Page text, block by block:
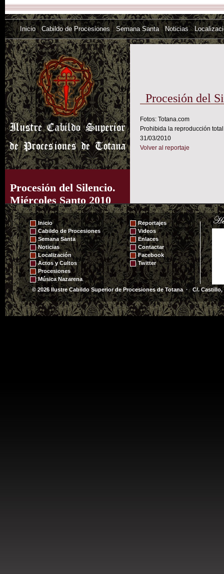
Inicio Cabildo de Procesiones Semana Santa Noticias
Procesión del Silencio.
Miércoles Santo 2010
Procesión del
Fotos: Totana.com
Prohibida la reproducción
31/03/2010
Volver al reportaje
Inicio
Cabildo de Procesiones
Semana Santa
Noticias
Localización
Actos y Cultos
Procesiones
Música Nazarena
Reportajes
Videos
Enlaces
Contactar
Facebook
Twitter
© 2026 Ilustre Cabildo Superior de Procesiones de Totana · C/. Castillo,